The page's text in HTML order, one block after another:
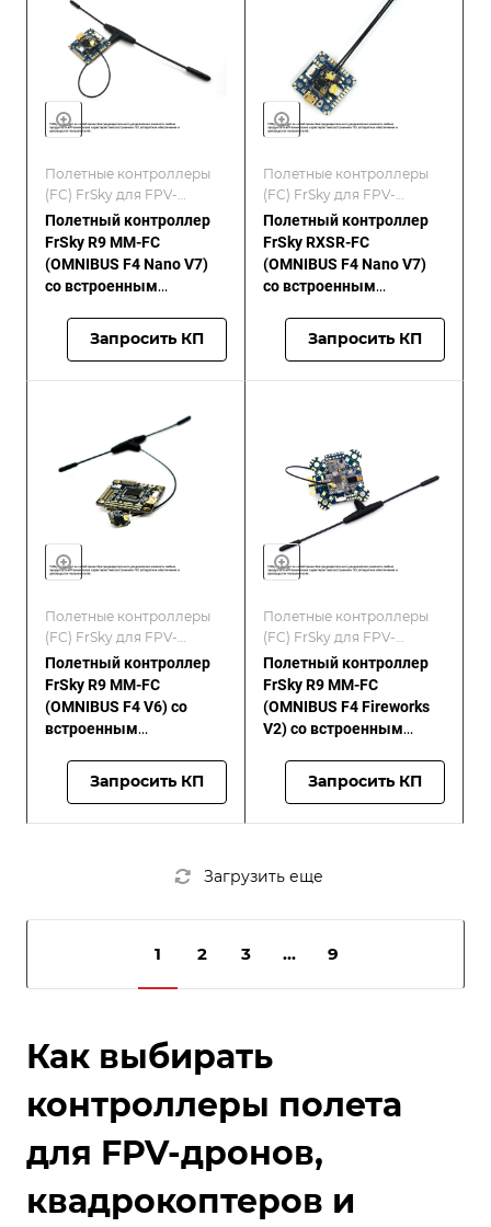
Полетные контроллеры
(FC) FrSky для FPV-
дронов/FrSKY
Полетный контроллер
FrSky R9 MM-FC
(OMNIBUS F4 Nano V7)
со встроенным
приемником R9 MM
Запросить КП
Полетные контроллеры
(FC) FrSky для FPV-
дронов/FrSKY
Полетный контроллер
FrSky RXSR-FC
(OMNIBUS F4 Nano V7)
со встроенным
Запросить КП
Полетные контроллеры
(FC) FrSky для FPV-
дронов/FrSKY
Полетный контроллер
FrSky R9 MM-FC
(OMNIBUS F4 V6) со
встроенным
приемником R9 MM
Запросить КП
Полетные контроллеры
(FC) FrSky для FPV-
дронов/FrSKY
Полетный контроллер
FrSky R9 MM-FC
(OMNIBUS F4 Fireworks
V2) со встроенным
приемником R9 MM
Запросить КП
Загрузить еще
1 2 3 ... 9
Как выбирать
контроллеры полета
для FPV-дронов,
квадрокоптеров и